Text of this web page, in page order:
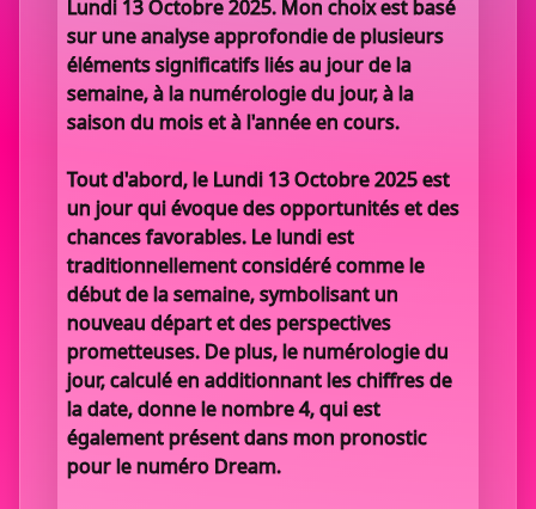
Lundi 13 Octobre 2025. Mon choix est basé
sur une analyse approfondie de plusieurs
éléments significatifs liés au jour de la
semaine, à la numérologie du jour, à la
saison du mois et à l'année en cours.
Tout d'abord, le Lundi 13 Octobre 2025 est
un jour qui évoque des opportunités et des
chances favorables. Le lundi est
traditionnellement considéré comme le
début de la semaine, symbolisant un
nouveau départ et des perspectives
prometteuses. De plus, le numérologie du
jour, calculé en additionnant les chiffres de
la date, donne le nombre 4, qui est
également présent dans mon pronostic
pour le numéro Dream.